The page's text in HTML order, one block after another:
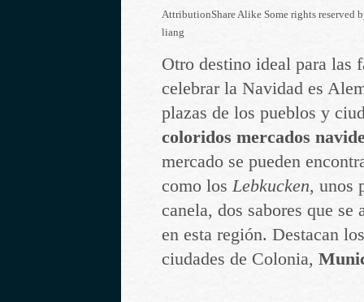
AttributionShare Alike Some rights reserved
liang
Otro destino ideal para las
celebrar la Navidad es
plazas de los pueblos y
coloridos mercados
mercado se pueden
como los Lebkucken, unos
canela, dos sabores que se
en esta región. Destacan
ciudades de Colonia,